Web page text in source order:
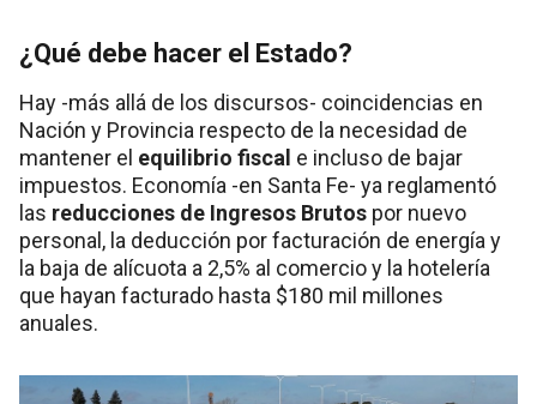
¿Qué debe hacer el Estado?
Hay -más allá de los discursos- coincidencias en
Nación y Provincia respecto de la necesidad de
mantener el equilibrio fiscal e incluso de bajar
impuestos. Economía -en Santa Fe- ya reglamentó
las reducciones de Ingresos Brutos por nuevo
personal, la deducción por facturación de energía y
la baja de alícuota a 2,5% al comercio y la hotelería
que hayan facturado hasta $180 mil millones
anuales.